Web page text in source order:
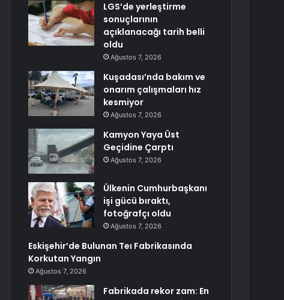
LGS’de yerleştirme
sonuçlarının
açıklanacağı tarih belli
oldu
Ağustos 7, 2026
Kuşadası’nda bakım ve
onarım çalışmaları hız
kesmiyor
Ağustos 7, 2026
Kamyon Yaya Üst
Geçidine Çarptı
Ağustos 7, 2026
Ülkenin Cumhurbaşkanı
işi gücü bıraktı,
fotoğrafçı oldu
Ağustos 7, 2026
Eskişehir’de Bulunan Teı Fabrikasında
Korkutan Yangın
Ağustos 7, 2026
Fabrikada rekor zam: En